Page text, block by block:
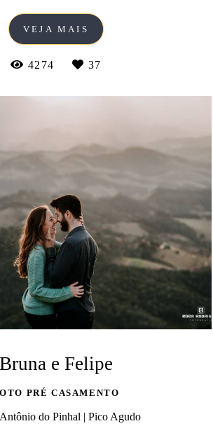
VEJA MAIS
4274 37
Bruna e Felipe
PRÉ CASAMENTO
do Pinhal | Pico Agudo